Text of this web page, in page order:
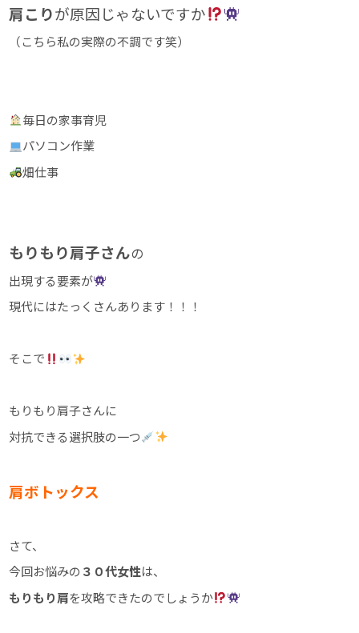
肩こりが原因じゃないですか
（こちら私の実際の不調です笑）
毎日の家事育児
パソコン作業
畑仕事
もりもり肩子さんの
出現する要素が
現代にはたっくさんあります！！！
そこで
もりもり肩子さんに
対抗できる選択肢の一つ
肩ボトックス
さて、
今回お悩みの ３０代女性は、
もりもり肩を攻略できたのでしょうか